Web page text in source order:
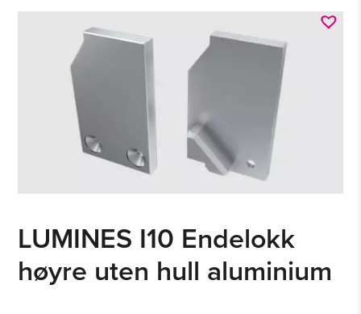
LUMINES I10 Endelokk
høyre uten hull aluminium